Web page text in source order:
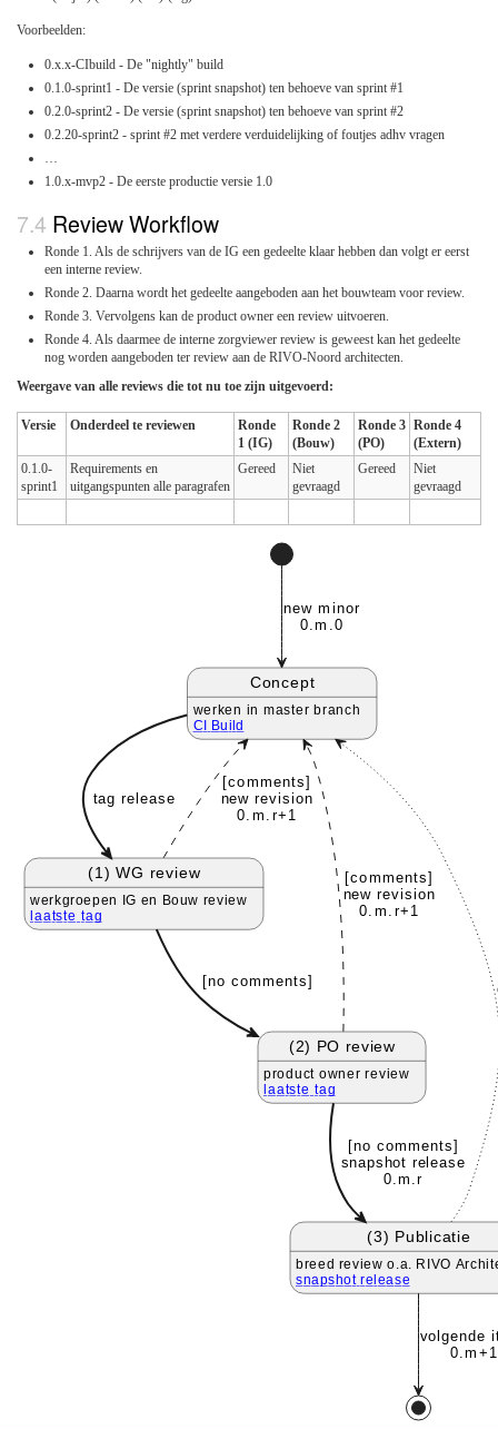
Voorbeelden:
0.x.x-CIbuild - De "nightly" build
0.1.0-sprint1 - De versie (sprint snapshot) ten behoeve van sprint #1
0.2.0-sprint2 - De versie (sprint snapshot) ten behoeve van sprint #2
0.2.20-sprint2 - sprint #2 met verdere verduidelijking of foutjes adhv vragen
…
1.0.x-mvp2 - De eerste productie versie 1.0
Review Workflow
Ronde 1. Als de schrijvers van de IG een gedeelte klaar hebben dan volgt er eerst
een interne review.
Ronde 2. Daarna wordt het gedeelte aangeboden aan het bouwteam voor review.
Ronde 3. Vervolgens kan de product owner een review uitvoeren.
Ronde 4. Als daarmee de interne zorgviewer review is geweest kan het gedeelte
nog worden aangeboden ter review aan de RIVO-Noord architecten.
Weergave van alle reviews die tot nu toe zijn uitgevoerd:
Versie Onderdeel te reviewen
Ronde
1 (IG)
Ronde 2
(Bouw)
Ronde 3
(PO)
Ronde 4
(Extern)
0.1.0-
sprint1
Requirements en
uitgangspunten alle paragrafen
Gereed
Niet
gevraagd
Gereed
Niet
gevraagd
Concept
werken in master branch
CI Build
(1) WG review
werkgroepen IG en Bouw review
laatste tag
(2) PO review
product owner review
laatste tag
(3) Publicatie
breed review o.a. RIVO
snapshot release
new minor
0.m.0
tag release
[comments]
new revision
0.m.r+1
[no comments]
[comments]
new revision
0.m.r+1
[no comments]
snapshot release
0.m.r
volgende